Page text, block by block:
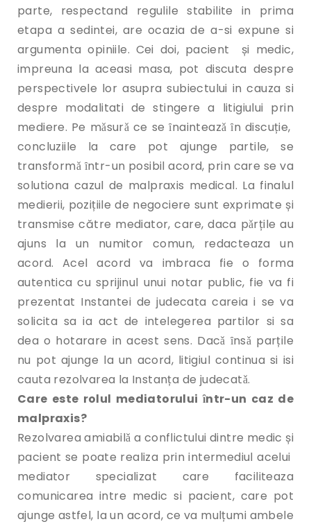
parte, respectand regulile stabilite in prima
etapa a sedintei, are ocazia de a-si expune si
argumenta opiniile. Cei doi, pacient și medic,
impreuna la aceasi masa, pot discuta despre
perspectivele lor asupra subiectului in cauza si
despre modalitati de stingere a litigiului prin
mediere. Pe mǎsurǎ ce se ȋnainteazǎ ȋn discuție,
concluziile la care pot ajunge partile, se
transformǎ ȋntr-un posibil acord, prin care se va
solutiona cazul de malpraxis medical. La finalul
medierii, pozițiile de negociere sunt exprimate și
transmise către mediator, care, daca pǎrțile au
ajuns la un numitor comun, redacteaza un
acord. Acel acord va imbraca fie o forma
autentica cu sprijinul unui notar public, fie va fi
prezentat Instantei de judecata careia i se va
solicita sa ia act de intelegerea partilor si sa
dea o hotarare in acest sens. Dacǎ ȋnsǎ parțile
nu pot ajunge la un acord, litigiul continua si isi
cauta rezolvarea la Instanța de judecatǎ.
Care este rolul mediatorului ȋntr-un caz de
malpraxis?
Rezolvarea amiabilǎ a conflictului dintre medic și
pacient se poate realiza prin intermediul acelui
mediator specializat care faciliteaza
comunicarea intre medic si pacient, care pot
ajunge astfel, la un acord, ce va mulțumi ambele